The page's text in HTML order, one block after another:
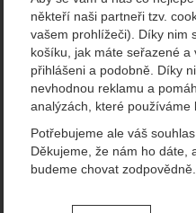
někteří naši partneři tzv.
vašem prohlížeči). Díky nim
košíku, jak máte seřazené a
přihlášeni a podobně. Díky
nevhodnou reklamu a
analýzách, které používáme
Potřebujeme ale váš
Děkujeme, že nám ho dáte,
budeme chovat zodpovědně.
Nastavení
6ks
ultralehké zboží
Fotografie